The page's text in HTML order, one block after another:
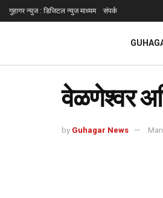
गुहागर न्युज : डिजिटल न्युज माध्यम संपर्क
वेळणेश्वर
by Guhagar News